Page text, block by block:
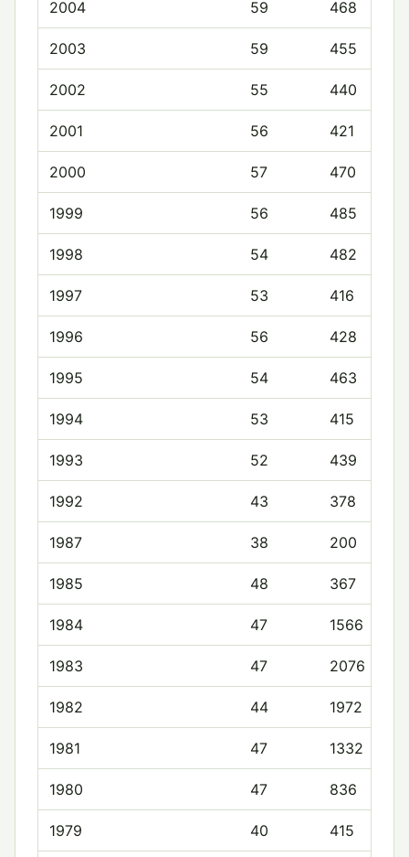
2004 59 468
2003 59 455
2002 55 440
2001 56 421
2000 57 470
1999 56 485
1998 54 482
1997 53 416
1996 56 428
1995 54 463
1994 53 415
1993 52 439
1992 43 378
1987 38 200
1985 48 367
1984 47 1566
1983 47 2076
1982 44 1972
1981 47 1332
1980 47 836
1979 40 415